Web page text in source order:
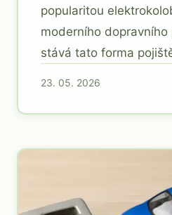
popularitou
moderního
stává tato forma
23. 05. 2026